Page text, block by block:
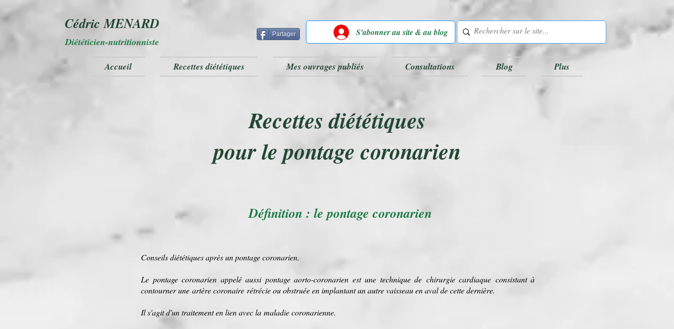
Cédric MENARD
Diététicien-nutritionniste
Partager S'abonner au site & au blog
Accueil Recettes diététiques Mes ouvrages publiés Consultations Blog Plus
Recettes diététiques
pour le pontage coronarien
Définition : le pontage coronarien
Conseils diététiques après unpontage coronarien.
Le pontage coronarien appelé aussi pontage aorto-coronarien est une technique de chirurgie cardiaque consistant à
contourner une artère coronaire rétrécie ou obstruée en implantant un autre vaisseau en aval de cette dernière.
Il s'agit d'un traitement en lien avec la maladie coronarienne.